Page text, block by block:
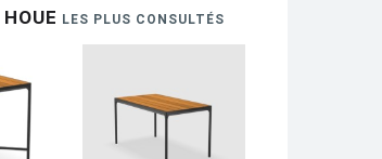
HOUE LES PLUS CONSULTÉS